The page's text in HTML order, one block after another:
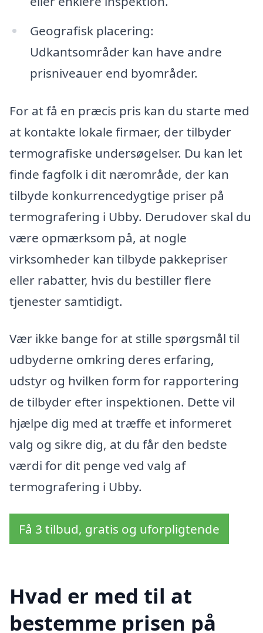
Geografisk placering:
Udkantsområder kan have andre
prisniveauer end byområder.
For at få en præcis pris kan du starte med
at kontakte lokale firmaer, der tilbyder
termografiske undersøgelser. Du kan let
finde fagfolk i dit nærområde, der kan
tilbyde konkurrencedygtige priser på
termografering i Ubby. Derudover skal du
være opmærksom på, at nogle
virksomheder kan tilbyde pakkepriser
eller rabatter, hvis du bestiller flere
tjenester samtidigt.
Vær ikke bange for at stille spørgsmål til
udbyderne omkring deres erfaring,
udstyr og hvilken form for rapportering
de tilbyder efter inspektionen. Dette vil
hjælpe dig med at træffe et informeret
valg og sikre dig, at du får den bedste
værdi for dit penge ved valg af
termografering i Ubby.
Få 3 tilbud, gratis og uforpligtende
Hvad er med til at
bestemme prisen på